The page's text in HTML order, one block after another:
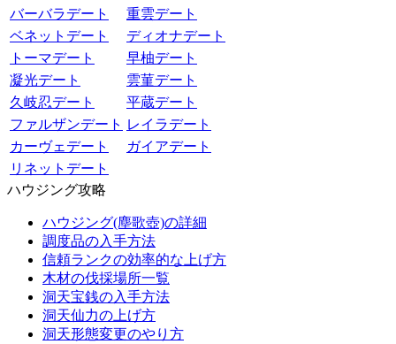
バーバラデート
重雲デート
ベネットデート
ディオナデート
トーマデート
早柚デート
凝光デート
雲菫デート
久岐忍デート
平蔵デート
ファルザンデート レイラデート
カーヴェデート
ガイアデート
リネットデート
ハウジング攻略
ハウジング(塵歌壺)の詳細
調度品の入手方法
信頼ランクの効率的な上げ方
木材の伐採場所一覧
洞天宝銭の入手方法
洞天仙力の上げ方
洞天形態変更のやり方